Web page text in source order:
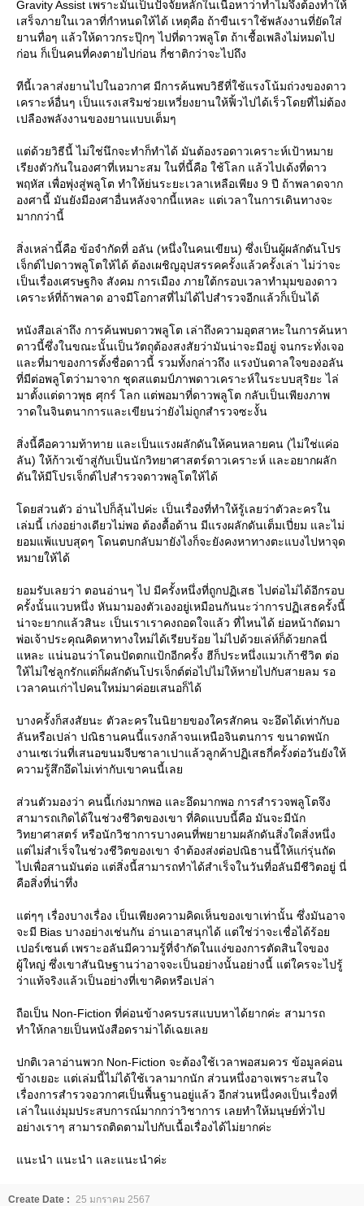
Gravity Assist เพราะมันเป็นปัจจัยหลักในเนื้อหาว่าทำไมจึงต้องทำให้
เสร็จภายในเวลาที่กำหนดให้ได้ เหตุคือ ถ้าขืนเราใช้พลังงานที่ยัดใส่
านทื่อๆ แล้วให้ดาวกระปุ๊กๆ ไปที่ดาวพลูโต ถ้าเชื้อเพลิงไม่หมดไป
ก่อน ก็เป็นคนที่คงตายไปก่อน กี่ชาติกว่าจะไปถึง
ทีนี้เวลาส่งยานไปในอวกาศ มีการค้นพบวิธีที่ใช้แรงโน้มถ่วงของดาว
เคราะห์อื่นๆ เป็นแรงเสริมช่วยเหวี่ยงยานให้ฟิ้วไปได้เร็วโดยที่ไม่ต้อง
เปลืองพลังงานของยานแบบเต็มๆ
ต่ด้วยวิธีนี้ ไม่ใช่นึกจะทำก็ทำได้ มันต้องรอดาวเคราะห์เป้าหมา
เรียงตัวกันในองศาที่เหมาะสม ในที่นี้คือ ใช้โลก แล้วไปเด้งที่ดาว
พฤหัส เพื่อพุ่งสู่พลูโต ทำให้ย่นระยะเวลาเหลือเพียง 9 ปี ถ้าพลาดจาก
องศานี้ มันยังมีองศาอื่นหลังจากนี้แหละ แต่เวลาในการเดินทางจะ
มากกว่านี้
สิ่งเหล่านี้คือ ข้อจำกัดที่ อลัน (หนึ่งในคนเขียน) ซึ่งเป็นผู้ผลักดันโปร
เจ็กต์ไปดาวพลูโตให้ได้ ต้องเผชิญอุปสรรคครั้งแล้วครั้งเล่า ไม่ว่าจะ
เป็นเรื่องเศรษฐกิจ สังคม การเมือง ภายใต้กรอบเวลาทำมุมของดาว
เคราะห์ที่ถ้าพลาด อาจมีโอกาสที่ไม่ได้ไปสำรวจอีกแล้วก็เป็นได้
หนังสือเล่าถึง การค้นพบดาวพลูโต เล่าถึงความอุตสาหะในการค้นหา
ดาวนี้ซึ่งในขณะนั้นเป็นวัตถุต้องสงสัยว่ามันน่าจะมีอยู่ จนกระทั่งเจอ
ละที่มาของการตั้งชื่อดาวนี้ รวมทั้งกล่าวถึง แรงบันดาลใจของอลัน
ที่มีต่อพลูโตว่ามาจาก ชุดสแตมป์ภาพดาวเคราะห์ในระบบสุริยะ ไล่
มาตั้งแต่ดาวพุธ ศุกร์ โลก แต่พอมาที่ดาวพลูโต กลับเป็นเพียงภาพ
วาดในจินตนาการและเขียนว่ายังไม่ถูกสำรวจซะงั้น
สิ่งนี้คือความท้าทาย และเป็นแรงผลักดันให้คนหลายคน (ไม่ใช่แค่อ
ลัน) ให้ก้าวเข้าสู่กับเป็นนักวิทยาศาสตร์ดาวเคราะห์ และอยากผลัก
ดันให้มีโปรเจ็กต์ไปสำรวจดาวพลูโตให้ได้
ดยส่วนตัว อ่านไปก็ลุ้นไปค่ะ เป็นเรื่องที่ทำให้รู้เลยว่าตัวละครใน
เล่มนี้ เก่งอย่างเดียวไม่พอ ต้องดื้อด้าน มีแรงผลักดันเต็มเปี่ยม และไม่
อมแพ้แบบสุดๆ โดนตบกลับมายังไงก็จะยังคงหาทางตะแบงไปหาจุด
หมายให้ได้
อมรับเลยว่า ตอนอ่านๆ ไป มีครั้งหนึ่งที่ถูกปฏิเสธ ไปต่อไม่ได้อีกรอบ
ครั้งนั้นแวบหนึ่ง หันมามองตัวเองอยู่เหมือนกันนะว่าการปฏิเสธครั้งนี้
น่าจะยากแล้วสินะ เป็นเราเราคงถอดใจแล้ว ที่ไหนได้ ย่อหน้าถัดมา
พ่อเจ้าประคุณคิดหาทางใหม่ได้เรียบร้อย ไม่ไปด้วยเล่ห์ก็ด้วยกลนี่
หละ แน่นอนว่าโดนปัดตกแป้กอีกครั้ง ฮีก็ประหนึ่งแมวเก้าชีวิต ต่อ
ห้ไม่ใช่ลูกรักแต่ก็ผลักดันโปรเจ็กต์ต่อไปไม่ให้หายไปกับสายลม รอ
เวลาคนเก่าไปคนใหม่มาค่อยเสนอก็ได้
บางครั้งก็สงสัยนะ ตัวละครในนิยายของใครสักคน จะอึดได้เท่ากับอ
ลันหรือเปล่า ปณิธานคนนี้แรงกล้าจนเหนือจินตนการ ขนาดพนัก
งานเซเว่นที่เสนอขนมจีบซาลาเปาแล้วลูกค้าปฏิเสธกี่ครั้งต่อวันยังให้
ความรู้สึกอึดไม่เท่ากับเขาคนนี้เล
ส่วนตัวมองว่า คนนี้เก่งมากพอ และอึดมากพอ การสำรวจพลูโตจึง
สามารถเกิดได้ในช่วงชีวิตของเขา ที่คิดแบบนี้คือ มันจะมีนัก
วิทยาศาสตร์ หรือนักวิชาการบางคนที่พยายามผลักดันสิ่งใดสิ่งหนึ่ง
ต่ไม่สำเร็จในช่วงชีวิตของเขา จำต้องส่งต่อปณิธานนี้ให้แก่รุ่นถัด
ไปเพื่อสานมันต่อ แต่สิ่งนี้สามารถทำได้สำเร็จในวันที่อลันมีชีวิตอยู่ นี่
คือสิ่งที่น่าทึ่ง
ต่ๆๆ เรื่องบางเรื่อง เป็นเพียงความคิดเห็นของเขาเท่านั้น ซึ่งมันอาจ
จะมี Bias บางอย่างเช่นกัน อ่านเอาสนุกได้ แต่ใช่ว่าจะเชื่อได้ร้อ
เปอร์เซนต์ เพราะอลันมีความรู้ที่จำกัดในแง่ของการตัดสินใจของ
ผู้ใหญ่ ซึ่งเขาสันนิษฐานว่าอาจจะเป็นอย่างนั้นอย่างนี้ แต่ใครจะไปรู้
ว่าแท้จริงแล้วเป็นอย่างที่เขาคิดหรือเปล่า
ถือเป็น Non-Fiction ที่ค่อนข้างครบรสแบบหาได้ยากค่ะ สามารถ
ทำให้กลายเป็นหนังสือดราม่าได้เฉยเล
ปกติเวลาอ่านพวก Non-Fiction จะต้องใช้เวลาพอสมควร ข้อมูลค่อน
ข้างเยอะ แต่เล่มนี้ไม่ได้ใช้เวลามากนัก ส่วนหนึ่งอาจเพราะสนใจ
เรื่องการสำรวจอวกาศเป็นพื้นฐานอยู่แล้ว อีกส่วนหนึ่งคงเป็นเรื่องที่
เล่าในแง่มุมประสบการณ์มากกว่าวิชาการ เลยทำให้มนุษย์ทั่วไป
อย่างเราๆ สามารถติดตามไปกับเนื้อเรื่องได้ไม่ยากค่ะ
นะนำ แนะนำ และแนะนำค่ะ
Create Date : 25 มกราคม 2567